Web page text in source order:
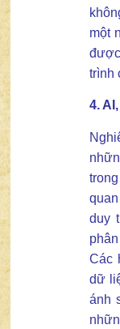
một
trình
4.
duy
Các
dữ
ánh